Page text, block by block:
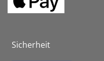
Sicherheit